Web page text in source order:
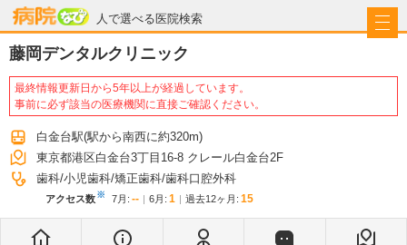
人で選べる医院検索
病院なび
藤岡デンタルクリニック
最終情報更新日から5年以上が経過しています。
事前に必ず該当の医療機関に直接ご確認ください。
白金台駅(駅から南西に約320m)
東京都港区白金台3丁目16-8 クレール白金台2F
歯科 小児歯科 矯正歯科 歯科口腔外科
アクセス数※ 7月 : -- 6月 : 1 過去12ヶ月: 15